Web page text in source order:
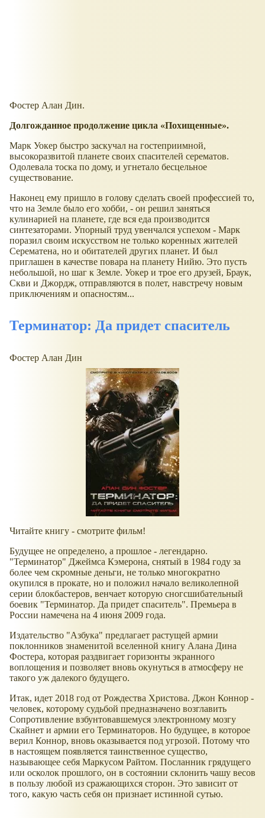
Фостер Алан Дин.
Долгожданное продолжение цикла
Похищенные .
Марк Уокер быстро заскучал на гостеприимной,
высокоразвитой планете своих спасителей серематов.
Одолевала тоска по дому, и угнетало бесцельное
существование.
Наконец ему пришло в голову сделать своей профессией то,
что на Земле было его хобби, - он решил заняться
кулинарией на планете, где вся еда производится
синтезаторами. Упорный труд увенчался успехом - Марк
поразил своим искусством не только коренных жителей
Серематена, но и обитателей других планет. И был
приглашен в качестве повара на планету Нийю. Это пусть
небольшой, но шаг к Земле. Уокер и трое его друзей, Браук,
Скви и Джордж, отправляются в полет, навстречу новым
приключениям и опасностям...
Терминатор: Да придет спаситель
Фостер Алан Дин
Читайте книгу - смотрите фильм!
Будущее не определено, а прошлое - легендарно.
"Терминатор" Джеймса Кэмерона, снятый в 1984 году за
более чем скромные деньги, не только многократно
окупился в прокате, но и положил начало великолепной
серии блокбастеров, венчает которую сногсшибательный
боевик "Терминатор. Да придет спаситель". Премьера в
России намечена на 4 июня 2009 года.
Издательство "Азбука" предлагает растущей армии
поклонников знаменитой вселенной книгу Алана Дина
Фостера, которая раздвигает горизонты экранного
воплощения и позволяет вновь окунуться в атмосферу не
такого уж далекого будущего.
Итак, идет 2018 год от Рождества Христова. Джон Коннор -
человек, которому судьбой предназначено возглавить
Сопротивление взбунтовавшемуся электронному мозгу
Скайнет и армии его Терминаторов. Но будущее, в которое
верил Коннор, вновь оказывается под угрозой. Потому что
в настоящем появляется таинственное существо,
называющее себя Маркусом Райтом. Посланник грядущего
или осколок прошлого, он в состоянии склонить чашу весов
в пользу любой из сражающихся сторон. Это зависит от
того, какую часть себя он признает истинной сутью.